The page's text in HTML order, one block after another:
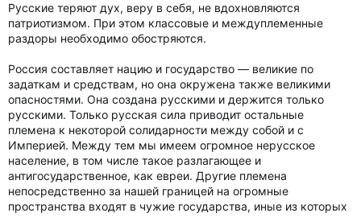
Русские теряют дух, веру в себя, не вдохновляются
патриотизмом. При этом классовые и междуплеменные
раздоры необходимо обостряются.
Россия составляет нацию и государство — великие по
задаткам и средствам, но она окружена также великими
опасностями. Она создана русскими и держится только
русскими. Только русская сила приводит остальные
племена к некоторой солидарности между собой и с
Империей. Между тем мы имеем огромное нерусское
население, в том числе такое разлагающее и
антигосударственное, как евреи. Другие племена
непосредственно за нашей границей на огромные
пространства входят в чужие государства, иные из которых